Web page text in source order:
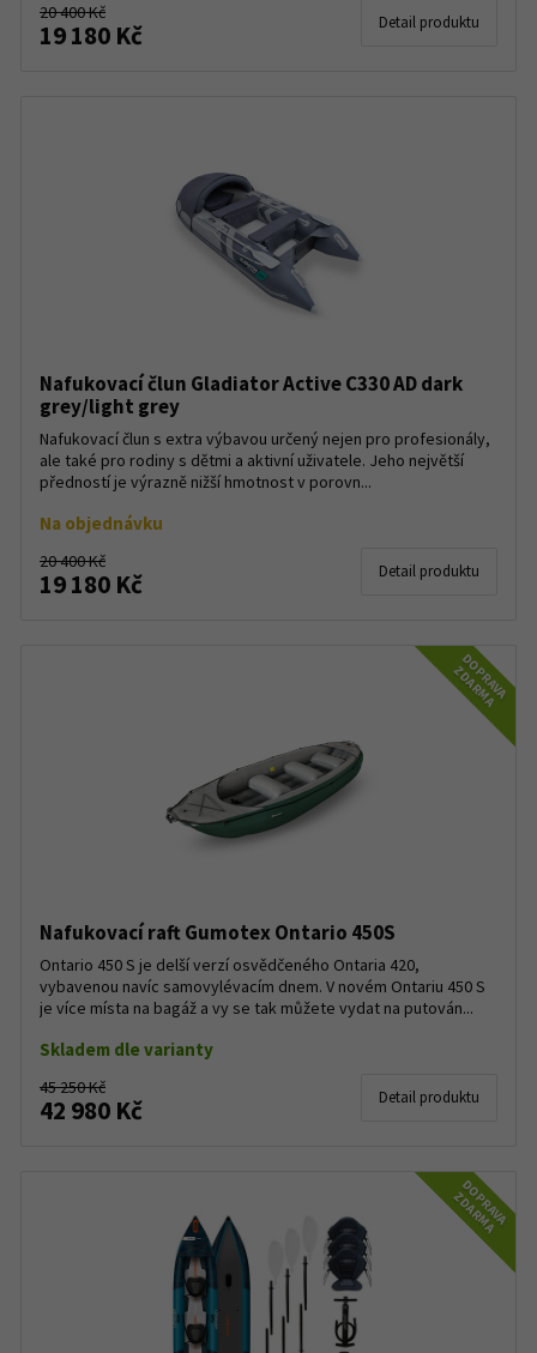
20 400 Kč
19 180 Kč Detail produktu
Nafukovací člun Gladiator Active C330 AD dark
grey/light grey
Nafukovací člun s extra výbavou určený nejen pro profesionály,
ale také pro rodiny s dětmi a aktivní uživatele. Jeho největší
předností je výrazně nižší hmotnost v porovn...
Na objednávku
20 400 Kč
19 180 Kč Detail produktu
DOPRAVA
ZDARMA
Nafukovací raft Gumotex Ontario 450S
Ontario 450 S je delší verzí osvědčeného Ontaria 420,
vybavenou navíc samovylévacím dnem. V novém Ontariu 450 S
je více místa na bagáž a vy se tak můžete vydat na putován...
Skladem dle varianty
45 250 Kč
42 980 Kč Detail produktu
DOPRAVA
ZDARMA